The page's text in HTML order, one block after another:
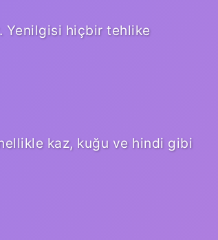
Yenilgisi hiçbir tehlike
kaz, kuğu ve hindi gibi